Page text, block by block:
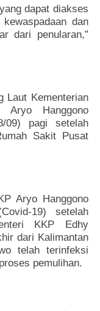
dapat diakses
dan
dari penularan,”
Laut Kementerian
Aryo Hanggono
09) pagi setelah
Sakit Pusat
Aryo Hanggono
19) setelah
KKP Edhy
dari Kalimantan
telah terinfeksi
pemulihan.